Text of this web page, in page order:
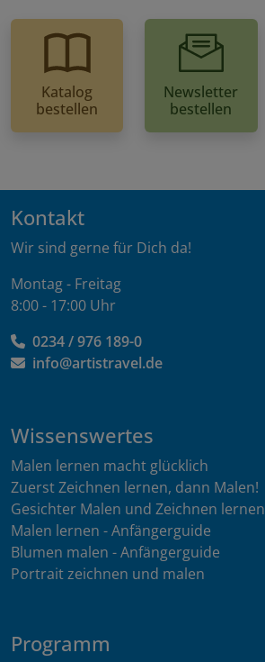
Katalog
bestellen
Newsletter
bestellen
Kontakt
Wir sind gerne für Dich da!
Montag - Freitag
8:00 - 17:00 Uhr
0234 / 976 189-0
info@artistravel.de
Wissenswertes
Malen lernen macht glücklich
Zuerst Zeichnen lernen, dann Malen!
Gesichter Malen und Zeichnen lernen
Malen lernen - Anfängerguide
Blumen malen - Anfängerguide
Portrait zeichnen und malen
Programm